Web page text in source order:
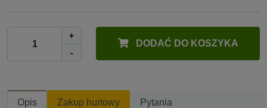
+
-
DODAĆ DO KOSZYKA
Opis Zakup hurtowy Pytania